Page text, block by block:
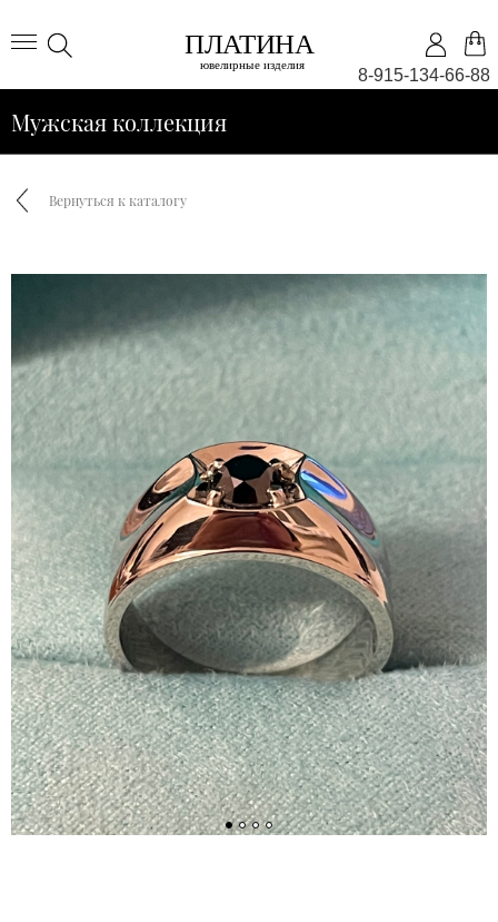
8-915-134-66-88
Мужская коллекция
Вернуться к каталогу